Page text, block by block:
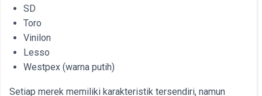
SD
Toro
Vinilon
Lesso
Westpex (warna putih)
Setiap merek memiliki karakteristik tersendiri, namun